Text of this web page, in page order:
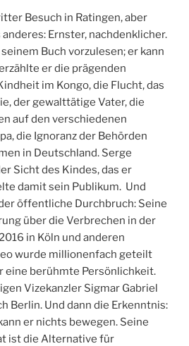
Besuch in Ratingen, aber
Ernster, nachdenklicher.
Buch vorzulesen; er kann
er die prägenden
im Kongo, die Flucht, das
der gewalttätige Vater, die
auf den verschiedenen
die Ignoranz der Behörden
in Deutschland. Serge
Sicht des Kindes, das er
damit sein Publikum. Und
öffentliche Durchbruch: Seine
über die Verbrechen in der
in Köln und anderen
wurde millionenfach geteilt
eine berühmte Persönlichkeit.
Vizekanzler Sigmar Gabriel
Berlin. Und dann die Erkenntnis:
er nichts bewegen. Seine
ist die Alternative für